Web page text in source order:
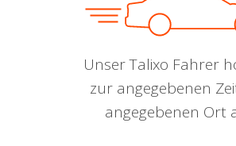
Unser Talixo Fahrer
zur angegebenen
angegebenen Ort